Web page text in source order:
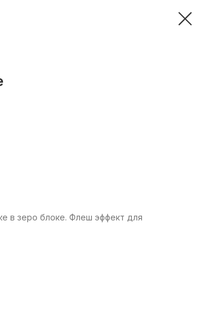
в зеро блоке. Флеш эффект для